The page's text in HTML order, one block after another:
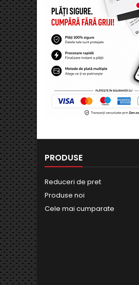
PRODUSE
Reduceri de pret
Produse noi
Cele mai cumparate